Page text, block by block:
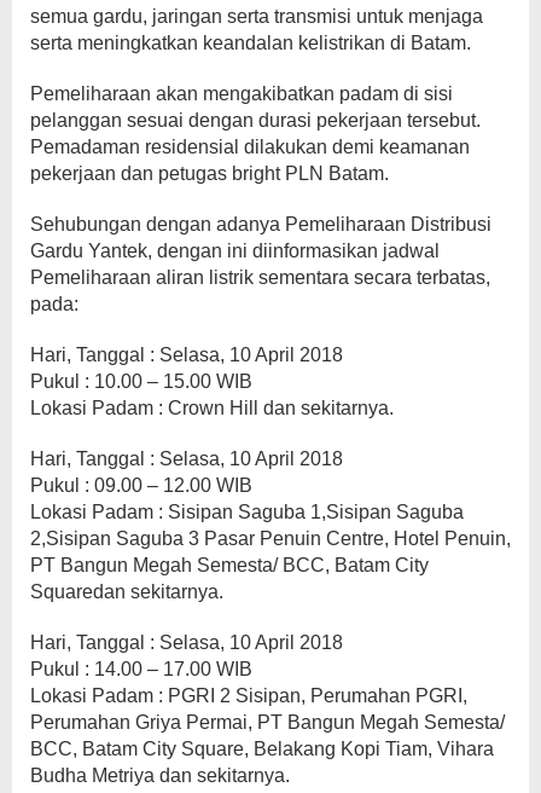
semua gardu, jaringan serta transmisi untuk menjaga
serta meningkatkan keandalan kelistrikan di Batam.
Pemeliharaan akan mengakibatkan padam di sisi
pelanggan sesuai dengan durasi pekerjaan tersebut.
Pemadaman residensial dilakukan demi keamanan
pekerjaan dan petugas bright PLN Batam.
Sehubungan dengan adanya Pemeliharaan Distribusi
Gardu Yantek, dengan ini diinformasikan jadwal
Pemeliharaan aliran listrik sementara secara terbatas,
pada:
Hari, Tanggal : Selasa, 10 April 2018
Pukul : 10.00 – 15.00 WIB
Lokasi Padam : Crown Hill dan sekitarnya.
Hari, Tanggal : Selasa, 10 April 2018
Pukul : 09.00 – 12.00 WIB
Lokasi Padam : Sisipan Saguba 1,Sisipan Saguba
2,Sisipan Saguba 3 Pasar Penuin Centre, Hotel Penuin,
PT Bangun Megah Semesta/ BCC, Batam City
Squaredan sekitarnya.
Hari, Tanggal : Selasa, 10 April 2018
Pukul : 14.00 – 17.00 WIB
Lokasi Padam : PGRI 2 Sisipan, Perumahan PGRI,
Perumahan Griya Permai, PT Bangun Megah Semesta/
BCC, Batam City Square, Belakang Kopi Tiam, Vihara
Budha Metriya dan sekitarnya.